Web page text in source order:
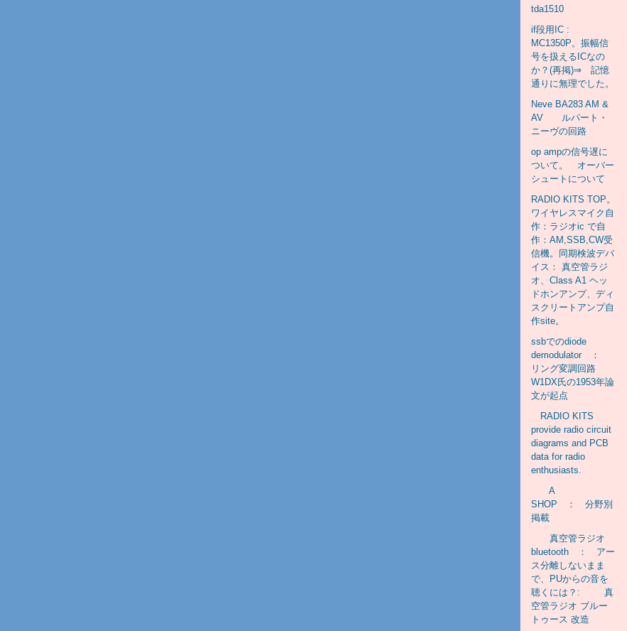
tda1510
if段用IC :
MC1350P。振幅信
号を扱えるICなの
か？(再掲)⇒ 記憶
通りに無理でした。
Neve BA283 AM &
AV ルパート・
ニーヴの回路
op ampの信号遅に
ついて。 オーバー
シュートについて
RADIO KITS TOP。
ワイヤレスマイク自
作：ラジオic で自
作：AM,SSB,CW受
信機。同期検波デバ
イス： 真空管ラジ
オ、Class A1 ヘッ
ドホンアンプ、ディ
スクリートアンプ自
作site。
ssbでのdiode
demodulator ：
リング変調回路
W1DX氏の1953年論
文が起点
RADIO KITS
provide radio circuit
diagrams and PCB
data for radio
enthusiasts.
A
SHOP ： 分野別
掲載
真空管ラジオ
bluetooth ： アー
ス分離しないまま
で、PUからの音を
聴くには？: 真
空管ラジオ ブルー
トゥース 改造